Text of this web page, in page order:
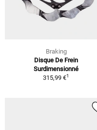
Braking
Disque De Frein
Surdimensionné
315,99 €1